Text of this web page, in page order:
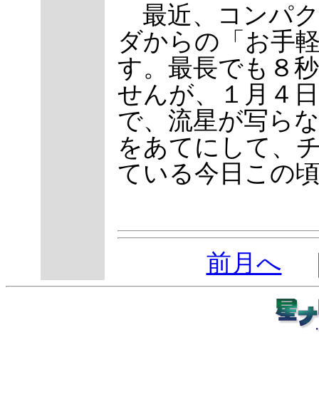
最近、コンパ
ダからの「お手
す。最長でも８
せんが、１月４
で、流星が写ら
をあてにして、
ている今日この
前月へ